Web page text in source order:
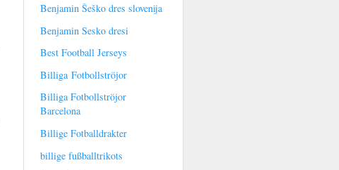
Benjamin Šeško dres slovenija
Benjamin Sesko dresi
Best Football Jerseys
Billiga Fotbollströjor
Billiga Fotbollströjor
Barcelona
Billige Fotballdrakter
billige fußballtrikots